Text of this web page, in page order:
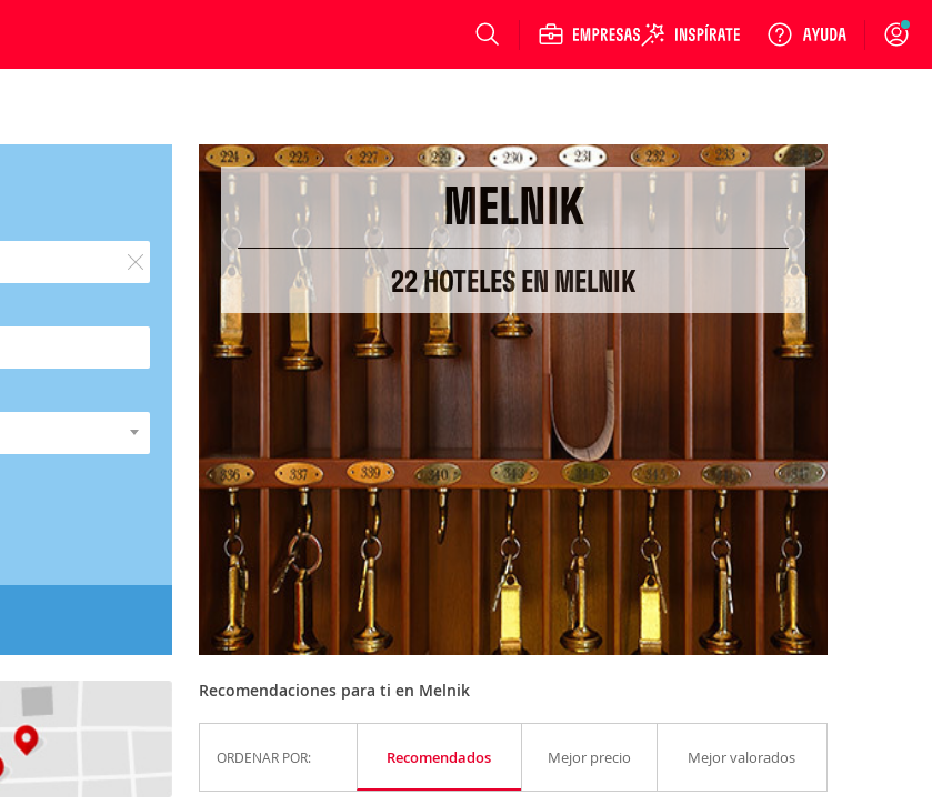
Login
MELNIK
22 HOTELES EN MELNIK
Recomendaciones para ti en Melnik
ORDENAR POR: Recomendados Mejor precio Mejor valorados